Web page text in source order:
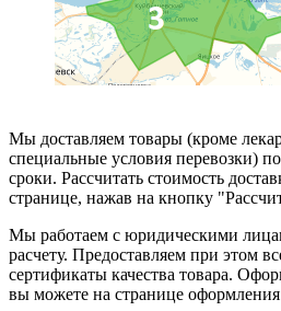
Мы доставляем товары (кроме
специальные условия перевозки)
сроки. Рассчитать стоимость
странице, нажав на кнопку
Мы работаем с юридическими
расчету. Предоставляем при этом
сертификаты качества товара.
вы можете на странице оформления